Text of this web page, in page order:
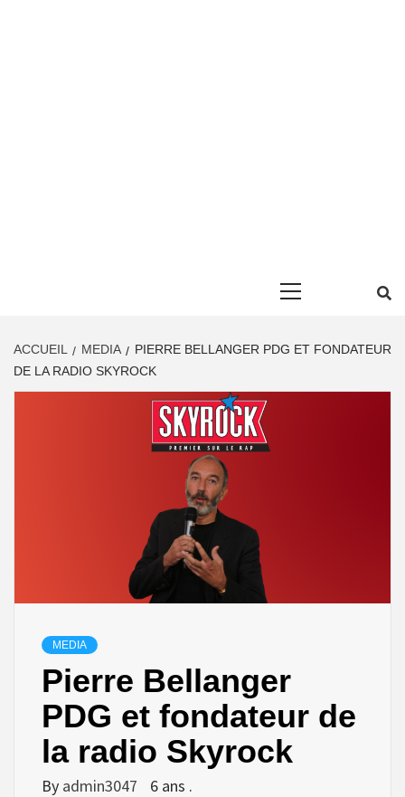
ACCUEIL MEDIA
PIERRE BELLANGER PDG ET FONDATEUR
DE LA RADIO SKYROCK
MEDIA
Pierre Bellanger
PDG et fondateur de
la radio Skyrock
By admin3047 6 ans .